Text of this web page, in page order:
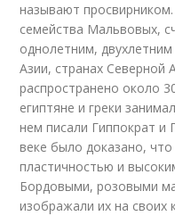
называют
семейства Мальвовых,
однолетним,
Азии, странах Северной
распространено около
египтяне и греки
нем писали Гиппократ
веке было доказано,
пластичностью и
Бордовыми, розовыми
изображали их на своих